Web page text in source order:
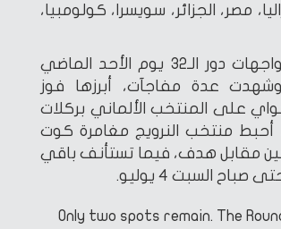
مصر، الجزائر، سويسرا، كولومبيا،
وانطلقت مواجهات دور الـ32 يوم الأحد الماضي
وشهدت عدة مفاجآت، أبرزها فوز
على المنتخب الألماني بركلات
أحبط منتخب النرويج مغامرة كوت
مقابل هدف، فيما تستأنف باقي
صباح السبت 4 يوليو.
Only two spots remain. The